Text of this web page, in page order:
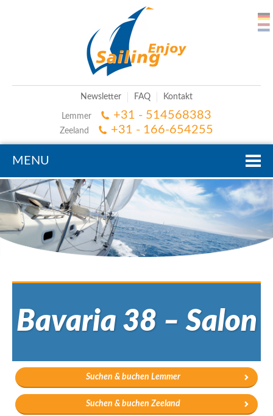
Newsletter FAQ Kontakt
Lemmer +31 - 514568383
Zeeland +31 - 166-654255
MENU
Bavaria 38 – Salon
Suchen & buchen Lemmer
Suchen & buchen Zeeland